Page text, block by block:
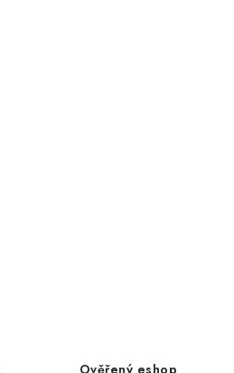
Ověřený eshop